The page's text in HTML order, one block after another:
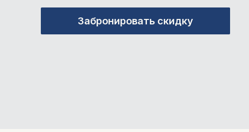
Забронировать скидку